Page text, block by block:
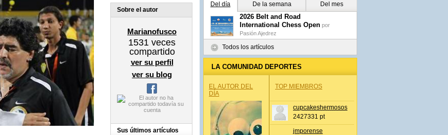
Sobre el autor
Marianofusco
1531 veces
compartido
ver su perfil
ver su blog
Sus últimos artículos
Del día De la semana Del mes
2026 Belt and Road
International Chess Open por
Pasión Ajedrez
Todos los artículos
LA COMUNIDAD DEPORTES
EL AUTOR DEL
DÍA
TOP MIEMBROS
cupcakeshermosos
2427331 pt
jmporense